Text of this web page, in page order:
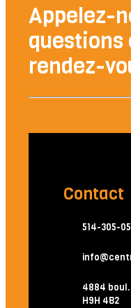
Appelez-
questions
rendez-
Contact
514-305-
4884
H9H 4B2